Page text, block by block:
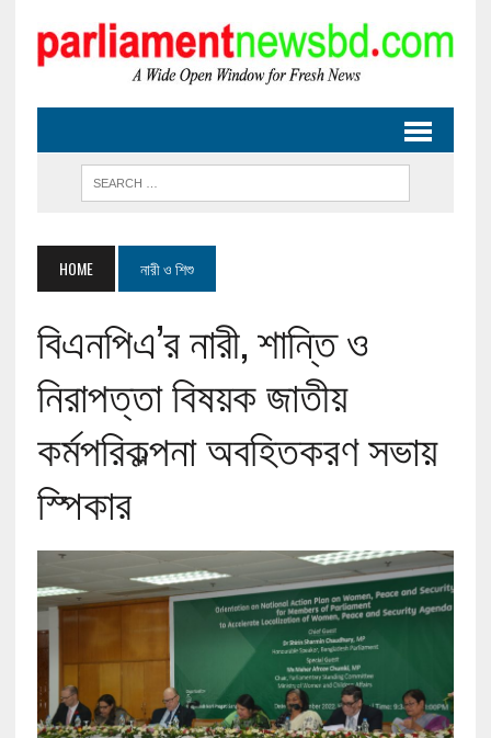
HOME নারী ও শিশু
বিএনপিএ’র নারী, শান্তি ও
নিরাপত্তা বিষয়ক জাতীয়
কর্মপরিকল্পনা অবহিতকরণ সভায়
স্পিকার